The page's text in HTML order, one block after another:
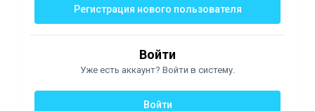
Регистрация нового пользователя
Войти
Уже есть аккаунт? Войти в систему.
Войти